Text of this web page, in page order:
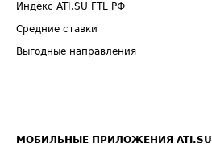
Индекс ATI.SU FTL РФ
Средние ставки
Выгодные направления
МОБИЛЬНЫЕ ПРИЛОЖЕНИЯ ATI.SU